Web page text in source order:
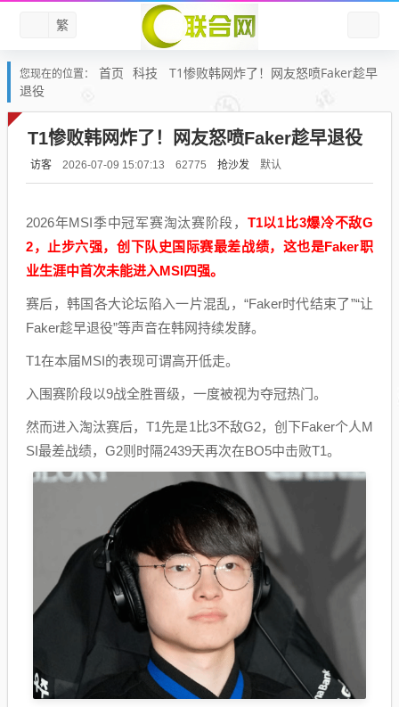
繁
您现在的位置： 首页 科技
T1惨败韩网炸了！网友怒喷Faker趁早
退役
T1惨败韩网炸了！网友怒喷Faker趁早退役
访客 2026-07-09 15:07:13 62775 抢沙发 默认
2026年MSI季中冠军赛淘汰赛阶段， T1以1比3爆冷不敌G
2，止步六强，创下队史国际赛最差战绩，这也是Faker职
业生涯中首次未能进入MSI四强。
赛后，韩国各大论坛陷入一片混乱，“Faker时代结束了”“让
Faker趁早退役”等声音在韩网持续发酵。
T1在本届MSI的表现可谓高开低走。
入围赛阶段以9战全胜晋级，一度被视为夺冠热门。
然而进入淘汰赛后，T1先是1比3不敌G2，创下Faker个人M
SI最差战绩，G2则时隔2439天再次在BO5中击败T1。